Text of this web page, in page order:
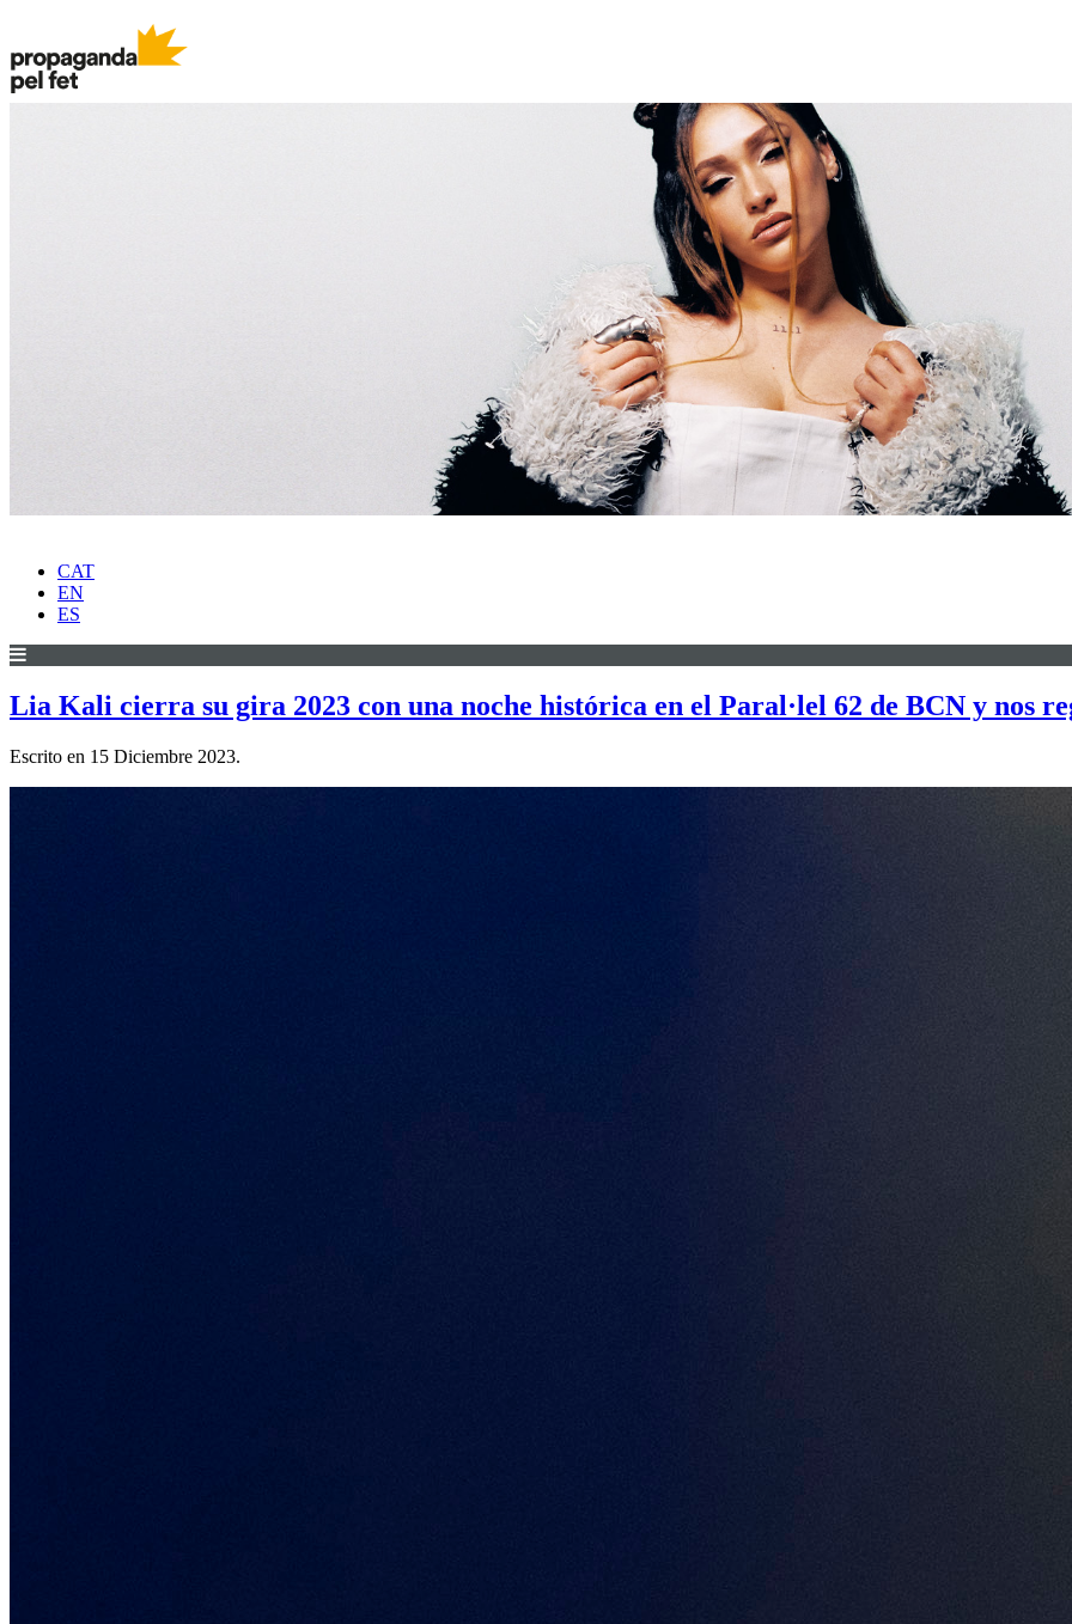
CAT
EN
ES
Lia Kali cierra su gira 2023 con una noche histórica en el Paral·lel 62 de BCN y nos
Escrito en 15 Diciembre 2023.